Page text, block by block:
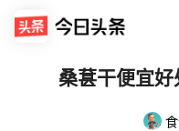
桑葚干便宜